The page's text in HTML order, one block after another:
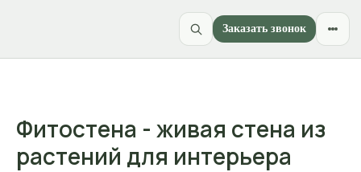
Заказать звонок
Фитостена - живая стена из
растений для интерьера